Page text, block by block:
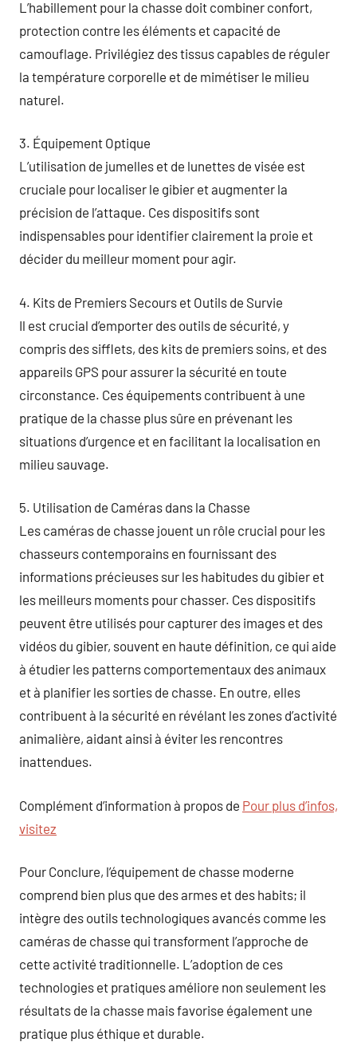
L’habillement pour la chasse doit combiner confort,
protection contre les éléments et capacité de
camouflage. Privilégiez des tissus capables de réguler
la température corporelle et de mimétiser le milieu
naturel.
3. Équipement Optique
L’utilisation de jumelles et de lunettes de visée est
cruciale pour localiser le gibier et augmenter la
précision de l’attaque. Ces dispositifs sont
indispensables pour identifier clairement la proie et
décider du meilleur moment pour agir.
4. Kits de Premiers Secours et Outils de Survie
Il est crucial d’emporter des outils de sécurité, y
compris des sifflets, des kits de premiers soins, et des
appareils GPS pour assurer la sécurité en toute
circonstance. Ces équipements contribuent à une
pratique de la chasse plus sûre en prévenant les
situations d’urgence et en facilitant la localisation en
milieu sauvage.
5. Utilisation de Caméras dans la Chasse
Les caméras de chasse jouent un rôle crucial pour les
chasseurs contemporains en fournissant des
informations précieuses sur les habitudes du gibier et
les meilleurs moments pour chasser. Ces dispositifs
peuvent être utilisés pour capturer des images et des
vidéos du gibier, souvent en haute définition, ce qui aide
à étudier les patterns comportementaux des animaux
et à planifier les sorties de chasse. En outre, elles
contribuent à la sécurité en révélant les zones d’activité
animalière, aidant ainsi à éviter les rencontres
inattendues.
Complément d’information à propos de Pour plus d’infos,
visitez
Pour Conclure, l’équipement de chasse moderne
comprend bien plus que des armes et des habits; il
intègre des outils technologiques avancés comme les
caméras de chasse qui transforment l’approche de
cette activité traditionnelle. L’adoption de ces
technologies et pratiques améliore non seulement les
résultats de la chasse mais favorise également une
pratique plus éthique et durable.